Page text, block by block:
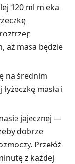
120 ml mleka,
aż masa będzie
na średnim
masła i
jajecznej —
dobrze
Przełóż
z każdej